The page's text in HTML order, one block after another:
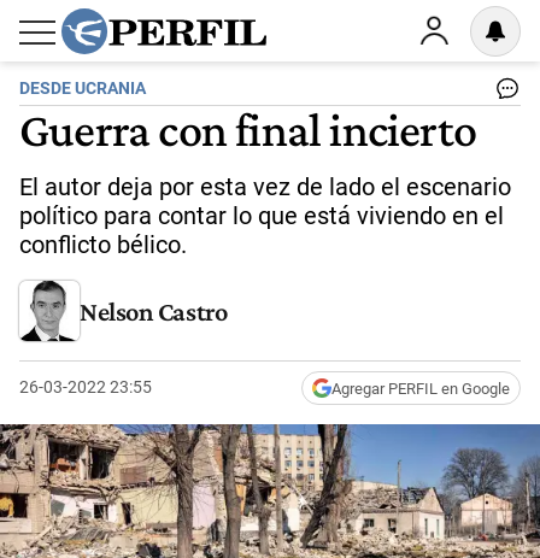
DESDE UCRANIA
Guerra con final incierto
El autor deja por esta vez de lado el escenario
político para contar lo que está viviendo en el
conflicto bélico.
Nelson Castro
26-03-2022 23:55 Agregar PERFIL en Google